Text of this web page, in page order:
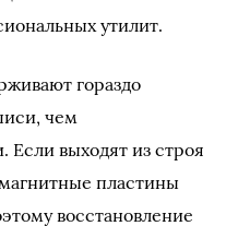
утилит.
гораздо
чем
Если выходят из строя
пластины
восстановление